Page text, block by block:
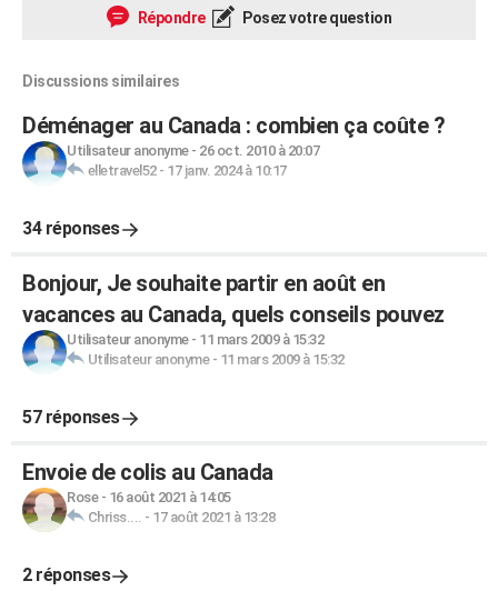
Répondre Posez votre question
Discussions similaires
Déménager au Canada : combien ça coûte ?
Utilisateur anonyme- 26 oct. 2010 à 20:07
elletravel52- 17 janv. 2024 à 10:17
34 réponses
Bonjour, Je souhaite partir en août en
vacances au Canada, quels conseils pouvez
Utilisateur anonyme- 11 mars 2009 à 15:32
Utilisateur anonyme- 11 mars 2009 à 15:32
57 réponses
Envoie de colis au Canada
Rose- 16 août 2021 à 14:05
Chriss.... - 17 août 2021 à 13:28
2 réponses